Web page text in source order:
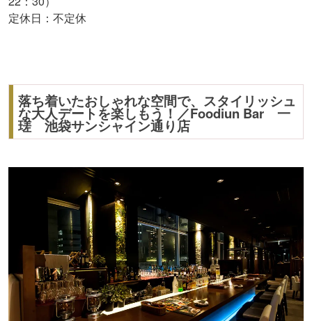
定休日：不定休
落ち着いたおしゃれな空間で、スタイリッシュ
な大人デートを楽しもう！／Foodiun Bar 一
瑳 池袋サンシャイン通り店